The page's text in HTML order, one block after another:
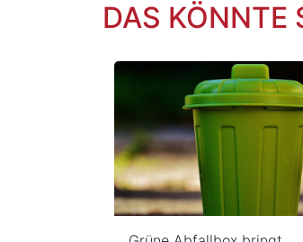
DAS KÖNNTE